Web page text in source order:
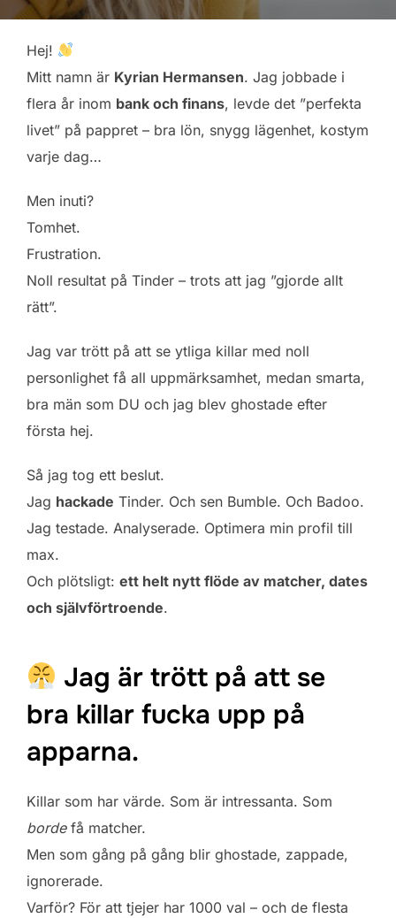
Hej!
Mitt namn är Kyrian Hermansen. Jag jobbade i
flera år inom bank och finans, levde det ”perfekta
livet” på pappret – bra lön, snygg lägenhet, kostym
varje dag…
Men inuti?
Tomhet.
Frustration.
Noll resultat på Tinder – trots att jag ”gjorde allt
rätt”.
Jag var trött på att se ytliga killar med noll
personlighet få all uppmärksamhet, medan smarta,
bra män som DU och jag blev ghostade efter
första hej.
Så jag tog ett beslut.
Jag hackade Tinder. Och sen Bumble. Och Badoo.
Jag testade. Analyserade. Optimera min profil till
max.
Och plötsligt: ett helt nytt flöde av matcher, dates
och självförtroende.
Jag är trött på att se
bra killar fucka upp på
apparna.
Killar som har värde. Som är intressanta. Som
bordefå matcher.
Men som gång på gång blir ghostade, zappade,
ignorerade.
Varför? För att tjejer har 1000 val – och de flesta